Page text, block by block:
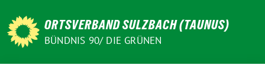
zum
Inhalt
ORTSVERBAND SULZBACH (TAUNUS)
BÜNDNIS 90/ DIE GRÜNEN